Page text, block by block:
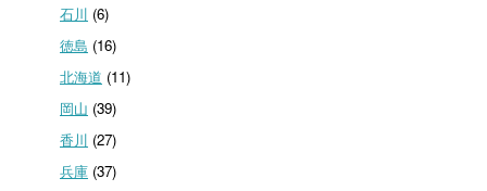
石川 (6)
徳島 (16)
北海道 (11)
岡山 (39)
香川 (27)
兵庫(37)